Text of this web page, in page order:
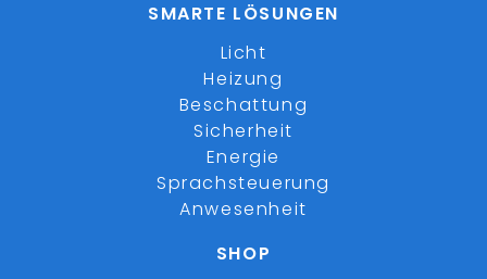
SMARTE LÖSUNGEN
Licht
Heizung
Beschattung
Sicherheit
Energie
Sprachsteuerung
Anwesenheit
SHOP